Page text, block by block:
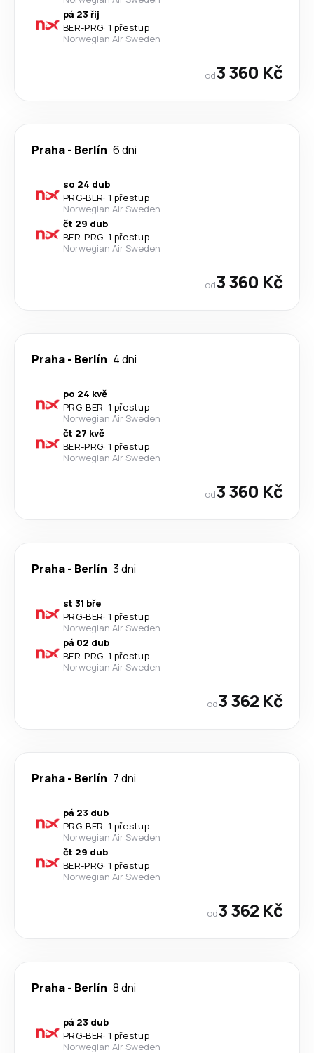
pá 23 říj
BER-PRG· 1 přestup
Norwegian Air Sweden
od3 360 Kč
Praha- Berlín 6 dni
so 24 dub
PRG-BER· 1 přestup
Norwegian Air Sweden
čt 29 dub
BER-PRG· 1 přestup
Norwegian Air Sweden
od3 360 Kč
Praha- Berlín 4 dni
po 24 kvě
PRG-BER· 1 přestup
Norwegian Air Sweden
čt 27 kvě
BER-PRG· 1 přestup
Norwegian Air Sweden
od3 360 Kč
Praha- Berlín 3 dni
st 31 bře
PRG-BER· 1 přestup
Norwegian Air Sweden
pá 02 dub
BER-PRG· 1 přestup
Norwegian Air Sweden
od3 362 Kč
Praha- Berlín 7 dni
pá 23 dub
PRG-BER· 1 přestup
Norwegian Air Sweden
čt 29 dub
BER-PRG· 1 přestup
Norwegian Air Sweden
od3 362 Kč
Praha- Berlín 8 dni
pá 23 dub
PRG-BER· 1 přestup
Norwegian Air Sweden